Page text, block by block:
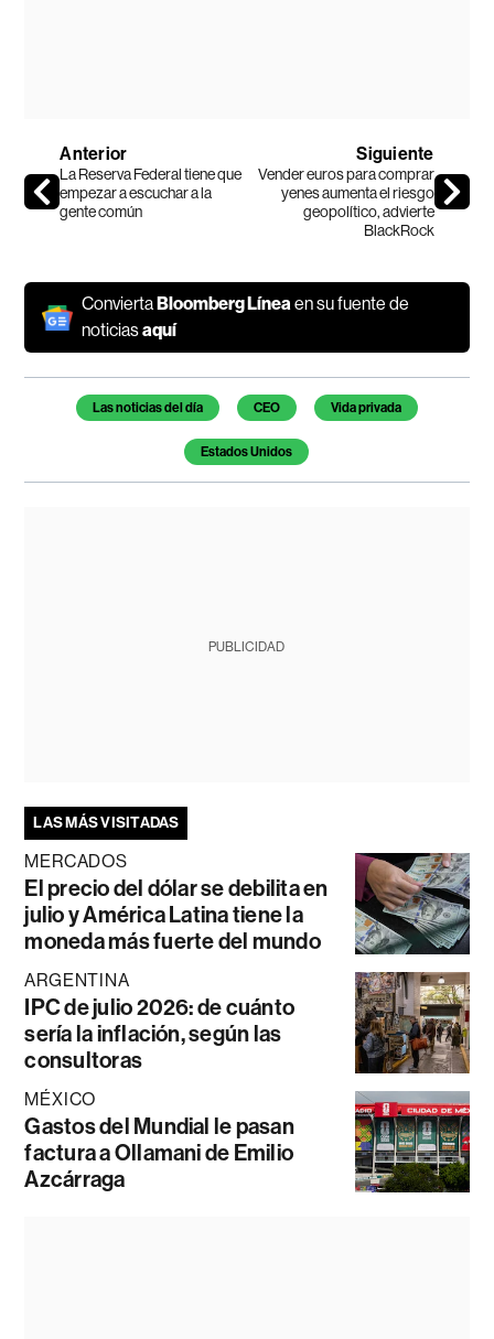
Anterior
La Reserva Federal tiene que
empezar a escuchar a la
gente común
Siguiente
Vender euros para comprar
yenes aumenta el riesgo
geopolítico, advierte
BlackRock
ConviertaBloomberg Líneaen su fuente de
noticiasaquí
Temas de este artículo
Las noticias del día CEO Vida privada
Estados Unidos
PUBLICIDAD
LAS MÁS VISITADAS
MERCADOS
El precio del dólar se debilita en
julio y América Latina tiene la
moneda más fuerte del mundo
ARGENTINA
IPC de julio 2026: de cuánto
sería la inflación, según las
consultoras
MÉXICO
Gastos del Mundial le pasan
factura a Ollamani de Emilio
Azcárraga